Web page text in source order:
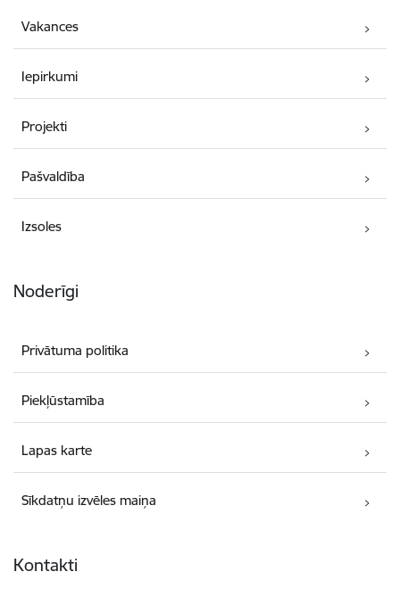
Vakances
Iepirkumi
Projekti
Pašvaldība
Izsoles
Noderīgi
Privātuma politika
Piekļūstamība
Lapas karte
Sīkdatņu izvēles maiņa
Kontakti